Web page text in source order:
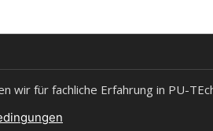
wir für fachliche Erfahrung in PU-